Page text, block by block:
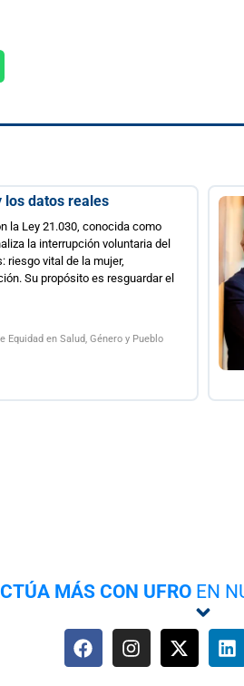
Una universidad no ocupa un
construye
Existe una diferencia profunda entre
en una región y construir una
primera responde a una lógica
una decisión estratégica de Estado....
Rector Universidad de La Frontera
MÁS CON UFRO EN